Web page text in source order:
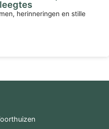
herinneringen en stille